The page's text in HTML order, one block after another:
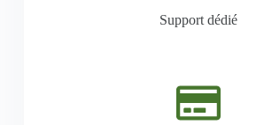
Support dédié